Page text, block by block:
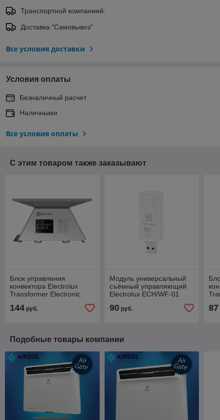
Транспортной компанией:
Доставка "Самовывоз"
Все условия доставки
Условия оплаты
Безналичный расчет
Наличными
Все условия оплаты
С этим товаром также заказывают
Блок управления
конвектора Electrolux
Transformer Electronic
144 руб.
Модуль универсальный
съёмный управляющий
Electrolux ECH/WF-01
90руб. 87
Подобные товары компании